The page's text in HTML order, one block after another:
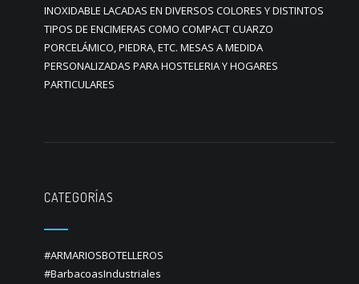
INOXIDABLE LACADAS EN DIVERSOS COLORES Y DISTINTOS
TIPOS DE ENCIMERAS COMO COMPACT CUARZO
PORCELÁMICO, PIEDRA, ETC. MESAS A MEDIDA
PERSONALIZADAS PARA HOSTELERIA Y HOGARES
PARTICULARES
CATEGORÍAS
#ARMARIOSBOTELLEROS
#BarbacoasIndustriales